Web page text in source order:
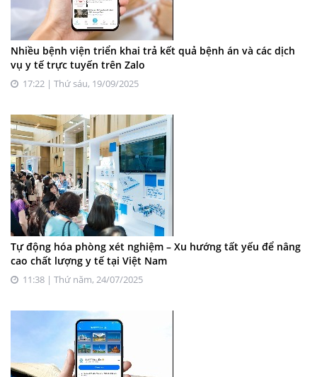
Nhiều bệnh viện triển khai trả kết quả bệnh án và các dịch
vụ y tế trực tuyến trên Zalo
17:22 | Thứ sáu, 19/09/2025
Tự động hóa phòng xét nghiệm – Xu hướng tất yếu để nâng
cao chất lượng y tế tại Việt Nam
11:38 | Thứ năm, 24/07/2025